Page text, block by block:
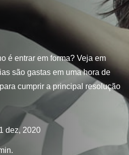
é entrar em forma? Veja em
são gastas em uma hora de
cumprir a principal resolução
dez, 2020